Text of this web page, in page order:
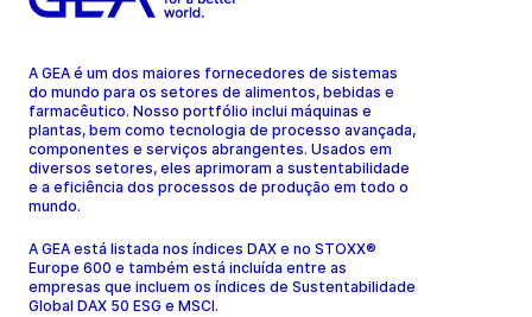
A GEA é um dos maiores fornecedores de sistemas
do mundo para os setores de alimentos, bebidas e
farmacêutico. Nosso portfólio inclui máquinas e
plantas, bem como tecnologia de processo avançada,
componentes e serviços abrangentes. Usados em
diversos setores, eles aprimoram a sustentabilidade
e a eficiência dos processos de produção em todo o
mundo.
A GEA está listada nos índices DAX e no STOXX®
Europe 600 e também está incluída entre as
empresas que incluem os índices de Sustentabilidade
Global DAX 50 ESG e MSCI.